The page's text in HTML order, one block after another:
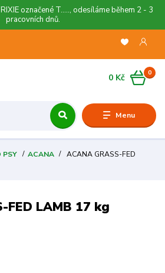
označené T....., odesíláme během 2 - 3
pracovních dnů.
Menu
0
0 Kč
PSY ACANA
ACANA GRASS-FED
FED LAMB 17 kg